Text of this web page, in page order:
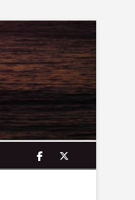
facebook
twitter